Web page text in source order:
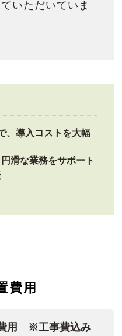
いただいていま
、導入コストを大幅
滑な業務をサポート
費用
用 ※工事費込み